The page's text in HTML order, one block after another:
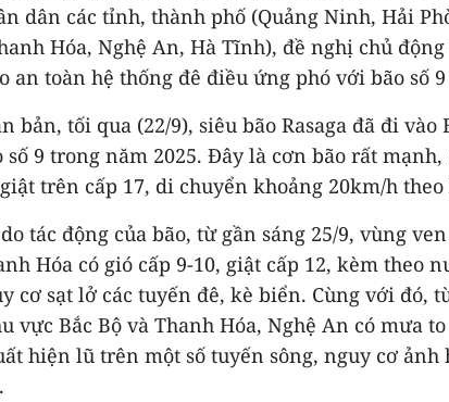
dân các tỉnh, thành phố (Quảng Ninh, Hải
Hóa, Nghệ An, Hà Tĩnh), đề nghị chủ
an toàn hệ thống đê điều ứng phó với bão số
bản, tối qua (22/9), siêu bão Rasaga đã đi
số 9 trong năm 2025. Đây là cơn bão rất
trên cấp 17, di chuyển khoảng 20km/h theo
tác động của bão, từ gần sáng 25/9, vùng
Hóa có gió cấp 9-10, giật cấp 12, kèm theo
cơ sạt lở các tuyến đê, kè biển. Cùng với đó,
vực Bắc Bộ và Thanh Hóa, Nghệ An có mưa
hiện lũ trên một số tuyến sông, nguy cơ ảnh